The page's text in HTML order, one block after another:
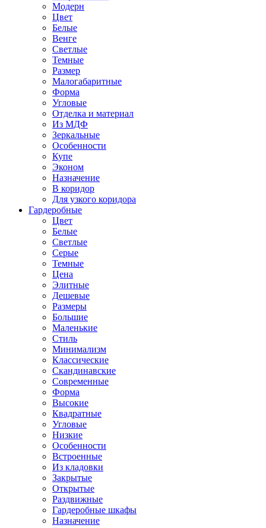
Модерн
Цвет
Белые
Венге
Светлые
Темные
Размер
Малогабаритные
Форма
Угловые
Отделка и материал
Из МДФ
Зеркальные
Особенности
Купе
Эконом
Назначение
В коридор
Для узкого коридора
Гардеробные
Цвет
Белые
Светлые
Серые
Темные
Цена
Элитные
Дешевые
Размеры
Большие
Маленькие
Стиль
Минимализм
Классические
Скандинавские
Современные
Форма
Высокие
Квадратные
Угловые
Низкие
Особенности
Встроенные
Из кладовки
Закрытые
Открытые
Раздвижные
Гардеробные шкафы
Назначение